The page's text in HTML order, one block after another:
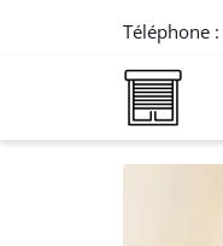
Téléphone :